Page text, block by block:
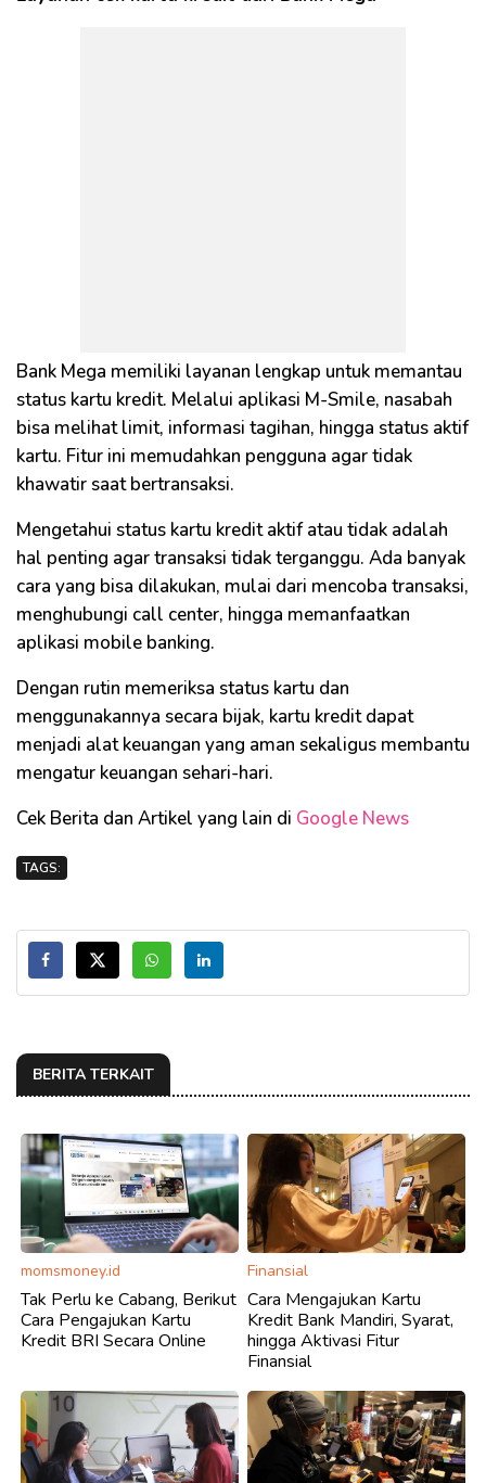
Bank Mega memiliki layanan lengkap untuk memantau
status kartu kredit. Melalui aplikasi M-Smile, nasabah
bisa melihat limit, informasi tagihan, hingga status aktif
kartu. Fitur ini memudahkan pengguna agar tidak
khawatir saat bertransaksi.
Mengetahui status kartu kredit aktif atau tidak adalah
hal penting agar transaksi tidak terganggu. Ada banyak
cara yang bisa dilakukan, mulai dari mencoba transaksi,
menghubungi call center, hingga memanfaatkan
aplikasi mobile banking.
Dengan rutin memeriksa status kartu dan
menggunakannya secara bijak, kartu kredit dapat
menjadi alat keuangan yang aman sekaligus membantu
mengatur keuangan sehari-hari.
Cek Berita dan Artikel yang lain di Google News
TAGS:
BERITA TERKAIT
momsmoney.id
Tak Perlu ke Cabang, Berikut
Cara Pengajukan Kartu
Kredit BRI Secara Online
Finansial
Cara Mengajukan Kartu
Kredit Bank Mandiri, Syarat,
hingga Aktivasi Fitur
Finansial